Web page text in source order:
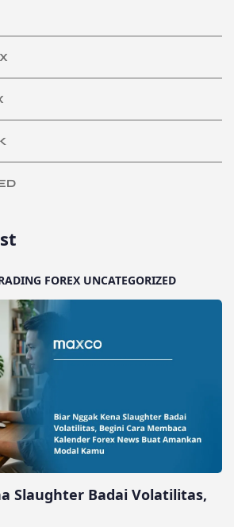
FOREX UNCATEGORIZED
Slaughter Badai Volatilitas,